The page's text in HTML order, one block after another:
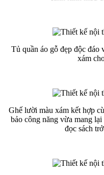
Tủ quần áo gỗ đẹp độc đáo
xám
Ghế lười màu xám kết hợp
bảo công năng vừa mang
đọc sách